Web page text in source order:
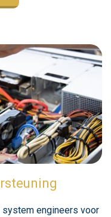
engineers voor